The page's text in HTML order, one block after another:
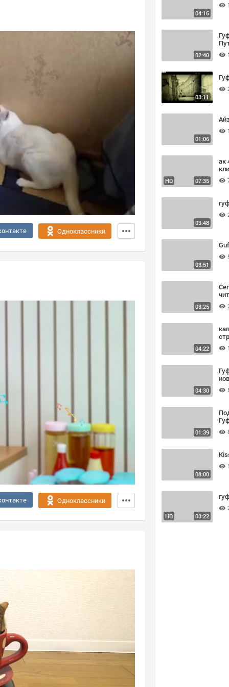
Одноклассники
Одноклассники
04:16
02:40
03:11
01:06
07:35
HD
ак
03:48
03:51
03:25
04:22
04:30
01:39
08:00
03:22
HD
гуф